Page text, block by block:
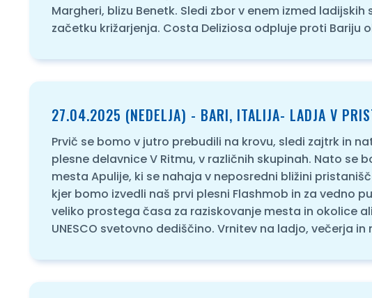
Margheri, blizu Benetk. Sledi zbor v enem izmed
začetku križarjenja. Costa Deliziosa odpluje proti Bariju
27.04.2025 (NEDELJA) - BARI, ITALIJA- LADJA V
Prvič se bomo v jutro prebudili na krovu, sledi zajtrk in
plesne delavnice V Ritmu, v različnih skupinah. Nato se
mesta Apulije, ki se nahaja v neposredni bližini
kjer bomo izvedli naš prvi plesni Flashmob in za vedno
veliko prostega časa za raziskovanje mesta in okolice
UNESCO svetovno dediščino. Vrnitev na ladjo, večerja